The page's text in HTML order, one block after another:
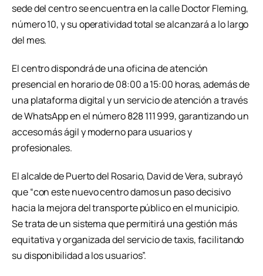
sede del centro se encuentra en la calle Doctor Fleming,
número 10, y su operatividad total se alcanzará a lo largo
del mes.
El centro dispondrá de una oficina de atención
presencial en horario de 08:00 a 15:00 horas, además de
una plataforma digital y un servicio de atención a través
de WhatsApp en el número 828 111 999, garantizando un
acceso más ágil y moderno para usuarios y
profesionales.
El alcalde de Puerto del Rosario, David de Vera, subrayó
que “con este nuevo centro damos un paso decisivo
hacia la mejora del transporte público en el municipio.
Se trata de un sistema que permitirá una gestión más
equitativa y organizada del servicio de taxis, facilitando
su disponibilidad a los usuarios”.